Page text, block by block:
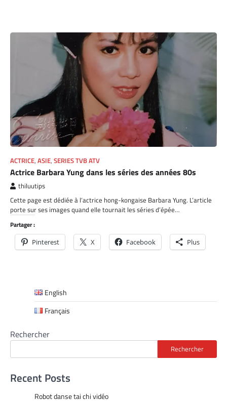
ACTRICE, ASIE, SERIES TVB ATV
Actrice Barbara Yung dans les séries des années 80s
thiluutips
Cette page est dédiée à l’actrice hong-kongaise Barbara Yung. L’article
porte sur ses images quand elle tournait les séries d’épée…
Partager :
Pinterest X Facebook Plus
English
Français
Rechercher
Rechercher
Recent Posts
Robot danse tai chi vidéo